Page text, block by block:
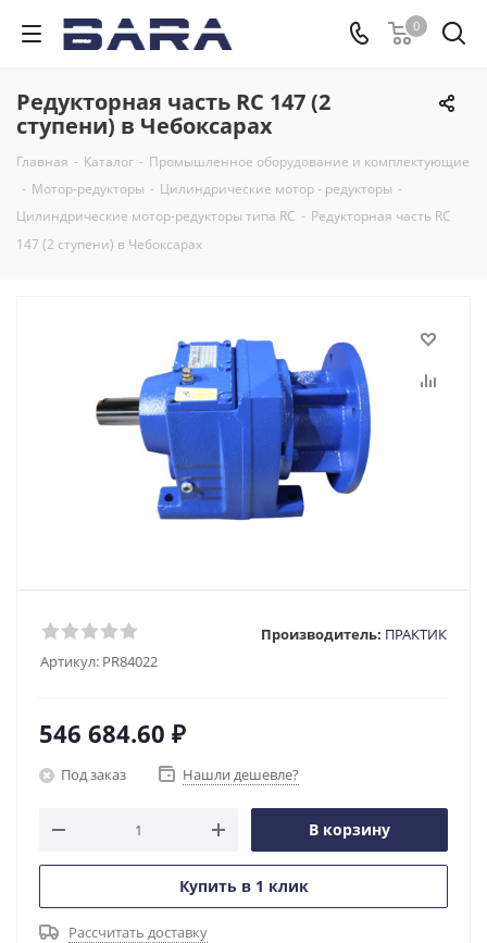
0
Редукторная часть RC 147 (2
ступени) в Чебоксарах
Главная - Каталог - Промышленное оборудование и комплектующие
- Мотор-редукторы - Цилиндрические мотор - редукторы -
Цилиндрические мотор-редукторы типа RC - Редукторная часть RC
147 (2 ступени) в Чебоксарах
Артикул: PR84022
Производитель: ПРАКТИК
546 684.60 ₽
Под заказ Нашли дешевле?
В корзину
Купить в 1 клик
Рассчитать доставку